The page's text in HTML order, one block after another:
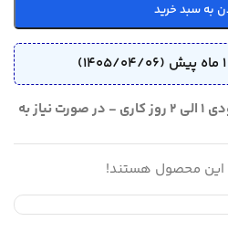
به سبد خرید
1 ماه پیش (1405/04/06)
⏱ زمان ارسال: در صورت موجودی 1 الی 2 روز کاری - در صورت نیاز به
این محصول هستند!